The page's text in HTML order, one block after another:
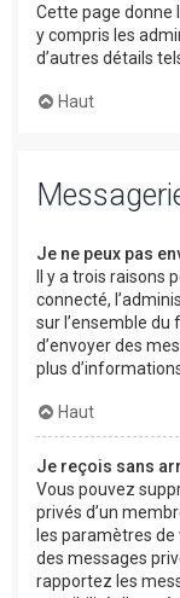
Cette page donne
y compris les
d’autres détails
Haut
Je ne peux pas
Il y a trois raisons
connecté,
sur l’ensemble du
d’envoyer des
plus
Haut
Je reçois sans
Vous pouvez
privés d’un
les paramètres
des messages
rapportez les